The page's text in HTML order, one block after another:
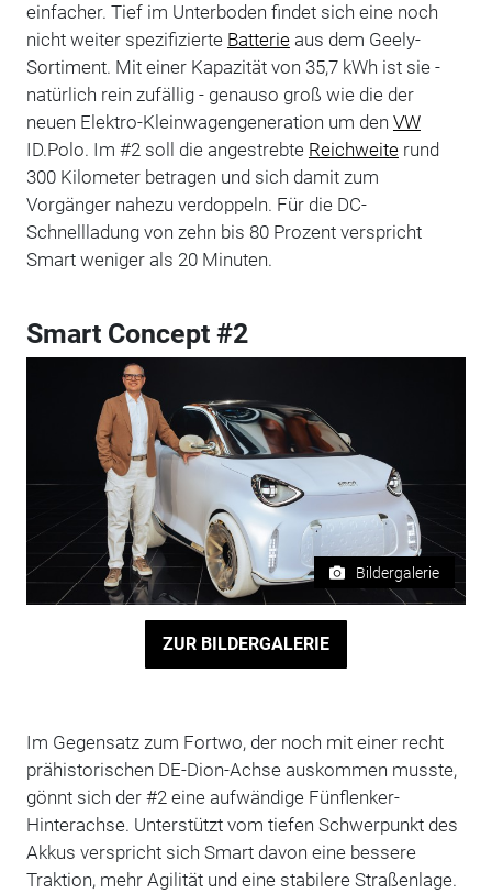
einfacher. Tief im Unterboden findet sich eine noch
nicht weiter spezifizierte Batterieaus dem Geely-
Sortiment. Mit einer Kapazität von 35,7 kWh ist sie -
natürlich rein zufällig - genauso groß wie die der
neuen Elektro-Kleinwagengeneration um den VW
ID.Polo. Im #2 soll die angestrebte Reichweiterund
300 Kilometer betragen und sich damit zum
Vorgänger nahezu verdoppeln. Für die DC-
Schnellladung von zehn bis 80 Prozent verspricht
Smart weniger als 20 Minuten.
Smart Concept #2
Bildergalerie
ZUR BILDERGALERIE
Im Gegensatz zum Fortwo, der noch mit einer recht
prähistorischen DE-Dion-Achse auskommen musste,
gönnt sich der #2 eine aufwändige Fünflenker-
Hinterachse. Unterstützt vom tiefen Schwerpunkt des
Akkus verspricht sich Smart davon eine bessere
Traktion, mehr Agilität und eine stabilere Straßenlage.